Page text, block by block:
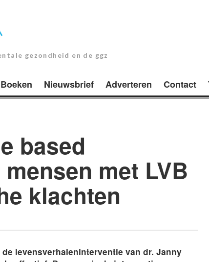
gezondheid en de ggz
Boeken Nieuwsbrief Adverteren Contact
based
met LVB
klachten
levensverhaleninterventie van dr. Janny